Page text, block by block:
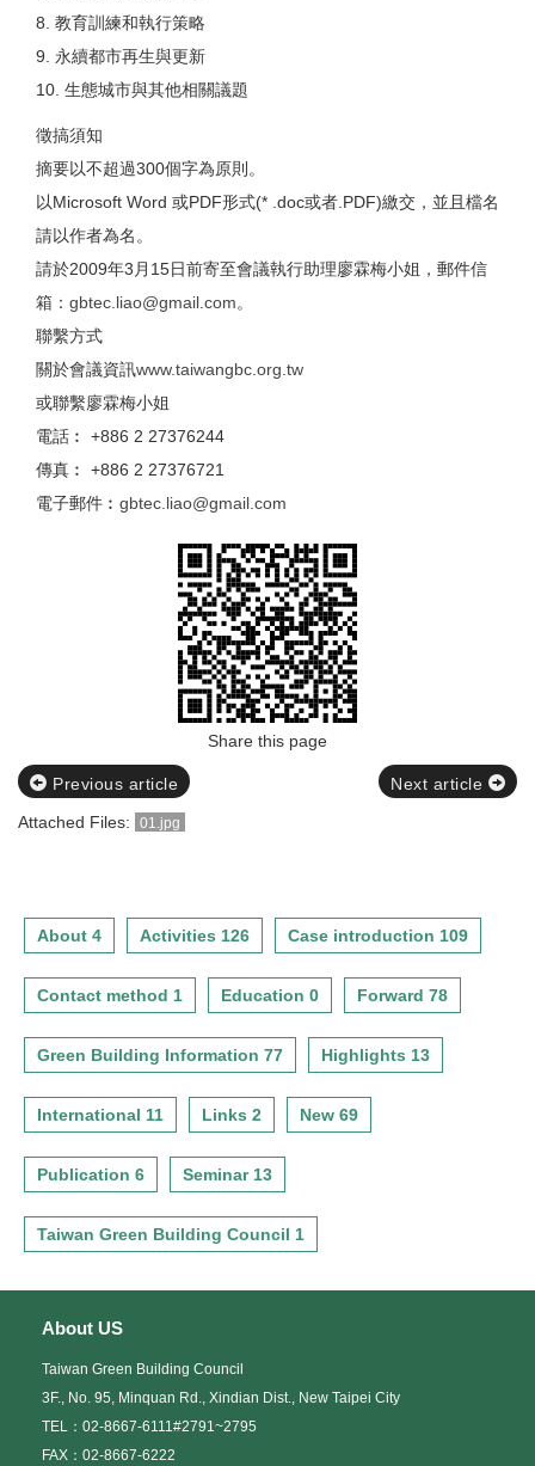
8. 教育訓練和執行策略
9. 永續都市再生與更新
10. 生態城市與其他相關議題
徵搞須知
摘要以不超過300個字為原則。
以Microsoft Word 或PDF形式(* .doc或者.PDF)繳交，並且檔名
請以作者為名。
請於2009年3月15日前寄至會議執行助理廖霖梅小姐，郵件信
箱： gbtec.liao@gmail.com。
聯繫方式
關於會議資訊www.taiwangbc.org.tw
或聯繫廖霖梅小姐
電話︰ +886 2 27376244
傳真︰ +886 2 27376721
電子郵件︰ gbtec.liao@gmail.com
Share this page
Previous article
Next article
Attached Files:
01.jpg
About 4 Activities 126 Case introduction 109
Contact method 1 Education 0 Forward 78
Green Building Information 77 Highlights 13
International 11 Links 2 New 69
Publication 6 Seminar 13
Taiwan Green Building Council 1
About US
Taiwan Green Building Council
3F., No. 95, Minquan Rd., Xindian Dist., New Taipei City
TEL：02-8667-6111#2791~2795
FAX：02-8667-6222